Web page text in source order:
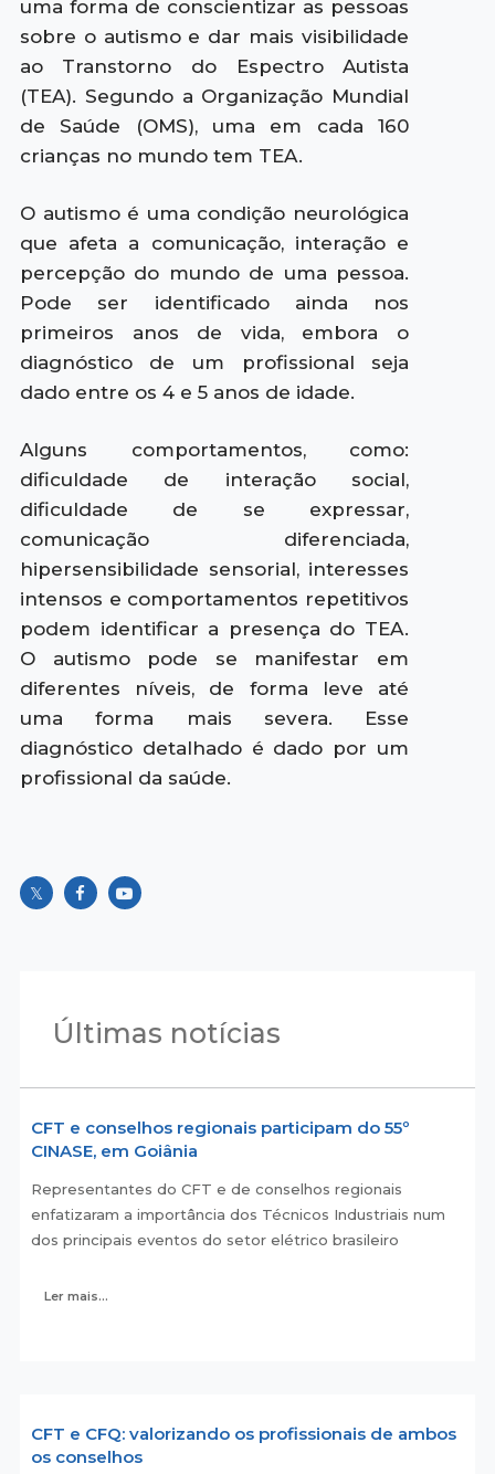
uma forma de conscientizar as pessoas
sobre o autismo e dar mais visibilidade
ao Transtorno do Espectro Autista
(TEA). Segundo a Organização Mundial
de Saúde (OMS), uma em cada 160
crianças no mundo tem TEA.
O autismo é uma condição neurológica
que afeta a comunicação, interação e
percepção do mundo de uma pessoa.
Pode ser identificado ainda nos
primeiros anos de vida, embora o
diagnóstico de um profissional seja
dado entre os 4 e 5 anos de idade.
Alguns comportamentos, como:
dificuldade de interação social,
dificuldade de se expressar,
comunicação diferenciada,
hipersensibilidade sensorial, interesses
intensos e comportamentos repetitivos
podem identificar a presença do TEA.
O autismo pode se manifestar em
diferentes níveis, de forma leve até
uma forma mais severa. Esse
diagnóstico detalhado é dado por um
profissional da saúde.
Últimas notícias
CFT e conselhos regionais participam do 55º
CINASE, em Goiânia
Representantes do CFT e de conselhos regionais
enfatizaram a importância dos Técnicos Industriais num
dos principais eventos do setor elétrico brasileiro
Ler mais...
CFT e CFQ: valorizando os profissionais de ambos
os conselhos